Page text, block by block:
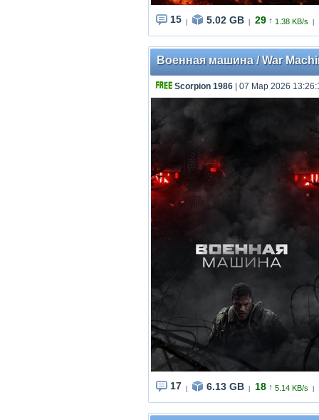
15 5.02 GB 29 ↑ 1.38 KB/s
Военная машина / War
Scorpion 1986 | 07 Мар 2026
17 6.13 GB 18 ↑ 5.14 KB/s